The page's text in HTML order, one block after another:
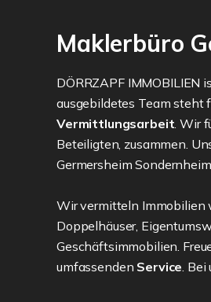
Maklerbüro
DÖRRZAPF IMMOBILIEN
ausgebildetes Team steht
Vermittlungsarbeit. Wir
Beteiligten, zusammen.
Germersheim
Wir vermitteln Immobilien
Doppelhäuser,
Geschäftsimmobilien.
umfassenden Service. Bei